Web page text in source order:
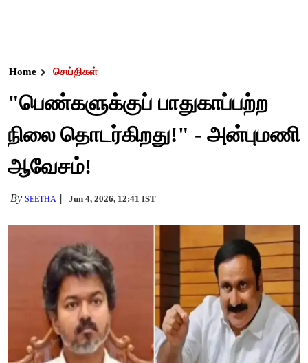
Home செய்திகள்
"பெண்களுக்குப் பாதுகாப்பற்ற
நிலை தொடர்கிறது!" - அன்புமணி
ஆவேசம்!
BySEETHA Jun 4, 2026, 12:41 IST